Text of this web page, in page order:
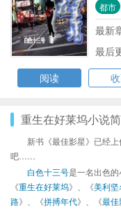
都市
最新
最后
阅读
重生在好莱坞小说
新书《最佳影星》已经
吧……
白色十三号是一名出色
《重生在好莱坞》、《美利坚
路》、《拼搏年代》、《最佳